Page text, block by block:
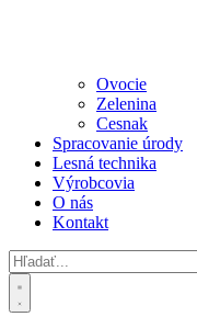
Ovocie
Zelenina
Cesnak
Spracovanie úrody
Lesná technika
Výrobcovia
O nás
Kontakt